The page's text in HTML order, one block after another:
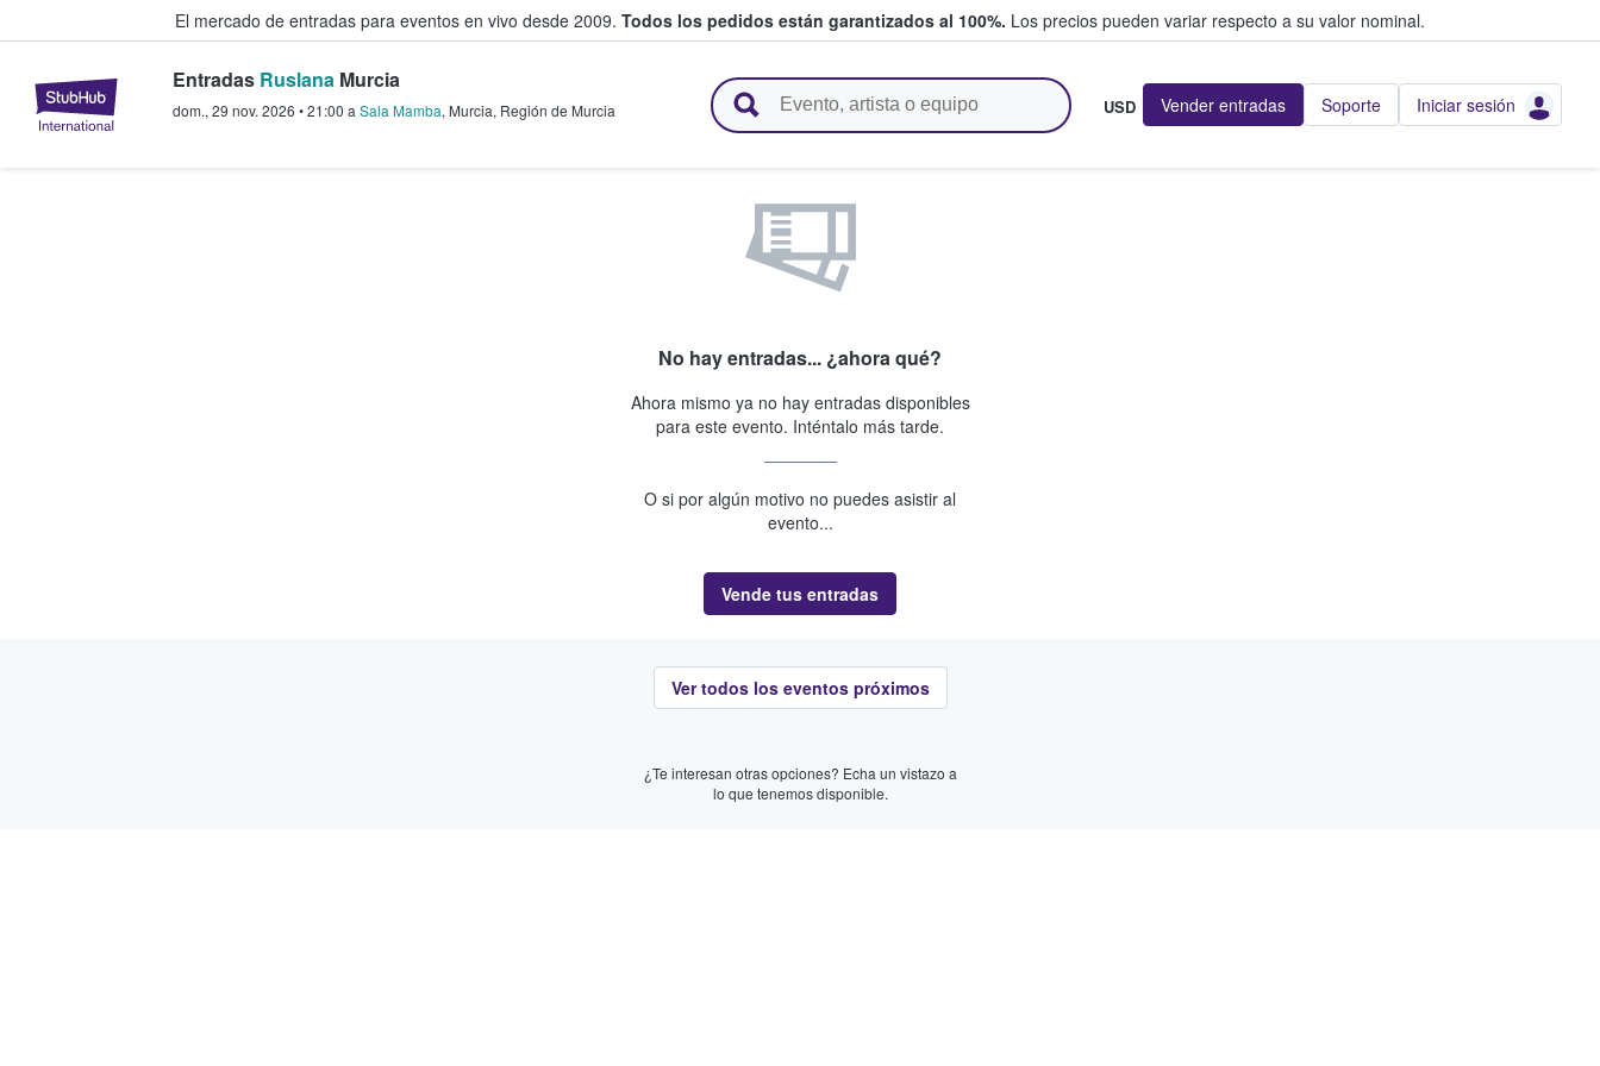
El mercado de entradas para eventos en vivo desde 2009. Todos los pedidos están garantizados al 100%. Los precios pueden variar respecto a su valor nominal.
StubHub: compra y venta de entradas entre fans
Entradas Ruslana Murcia
dom., 29 nov. 2026 •21:00 a Sala Mamba, Murcia, Región de Murcia USD Vender entradas Soporte Iniciar sesión
No hay entradas... ¿ahora qué?
Ahora mismo ya no hay entradas disponibles
para este evento. Inténtalo más tarde.
O si por algún motivo no puedes asistir al
evento...
Vende tus entradas
Ver todos los eventos próximos
¿Te interesan otras opciones? Echa un vistazo a
lo que tenemos disponible.